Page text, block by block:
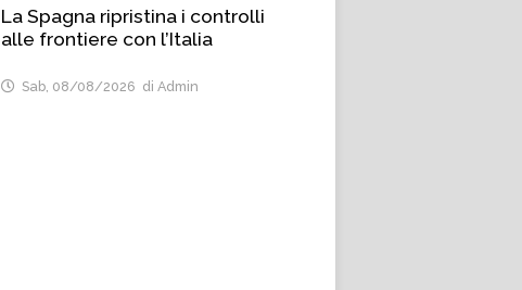
La Spagna ripristina i controlli
alle frontiere con l’Italia
Sab, 08/08/2026 di Admin